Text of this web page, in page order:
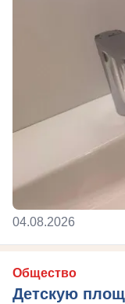
04.08.2026
Общество
Детскую